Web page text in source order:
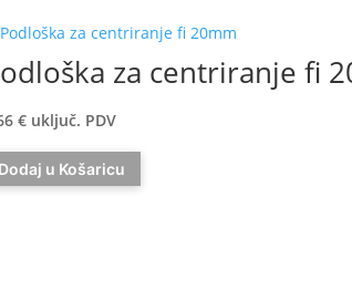
za centriranje fi
€ uključ. PDV
u Košaricu